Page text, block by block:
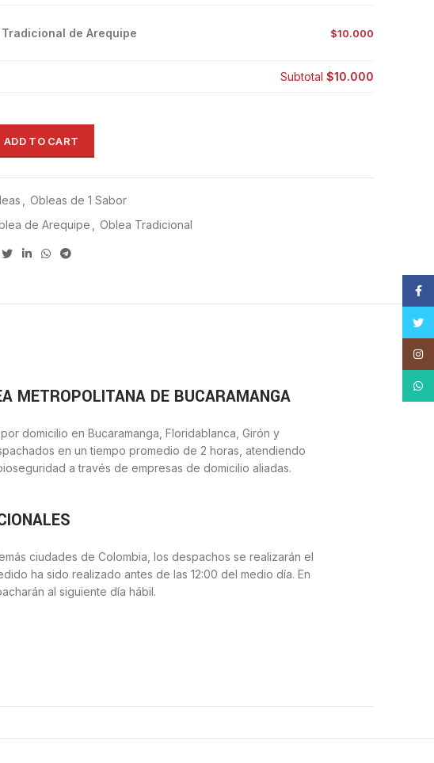
de Arequipe $10.000
Subtotal $10.000
ADD TO CART
Obleas de 1 Sabor
de Arequipe Oblea Tradicional
METROPOLITANA DE BUCARAMANGA
domicilio en Bucaramanga, Floridablanca, Girón y
en un tiempo promedio de 2 horas, atendiendo
a través de empresas de domicilio aliadas.
ciudades de Colombia, los despachos se realizarán el
ha sido realizado antes de las 12:00 del medio día. En
al siguiente día hábil.